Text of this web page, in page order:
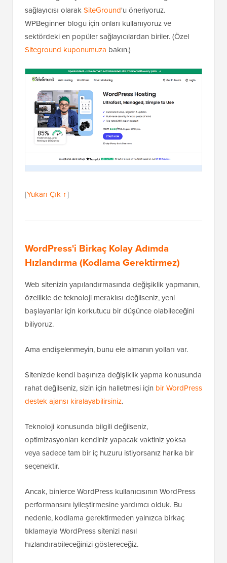
sağlayıcısı olarakSiteGround'u öneriyoruz.
WPBeginner blogu için onları kullanıyoruz ve
sektördeki en popüler sağlayıcılardan biriler. (Özel
Siteground kuponumuza bakın.)
[Yukarı Çık ↑]
WordPress'i Birkaç Kolay Adımda
Hızlandırma (Kodlama Gerektirmez)
Web sitenizin yapılandırmasında değişiklik yapmanın,
özellikle de teknoloji meraklısı değilseniz, yeni
başlayanlar için korkutucu bir düşünce olabileceğini
biliyoruz.
Ama endişelenmeyin, bunu ele almanın yolları var.
Sitenizde kendi başınıza değişiklik yapma konusunda
rahat değilseniz, sizin için halletmesi için bir WordPress
destek ajansı kiralayabilirsiniz.
Teknoloji konusunda bilgili değilseniz,
optimizasyonları kendiniz yapacak vaktiniz yoksa
veya sadece tam bir iç huzuru istiyorsanız harika bir
seçenektir.
Ancak, binlerce WordPress kullanıcısının WordPress
performansını iyileştirmesine yardımcı olduk. Bu
nedenle, kodlama gerektirmeden yalnızca birkaç
tıklamayla WordPress sitenizi nasıl
hızlandırabileceğinizi göstereceğiz.